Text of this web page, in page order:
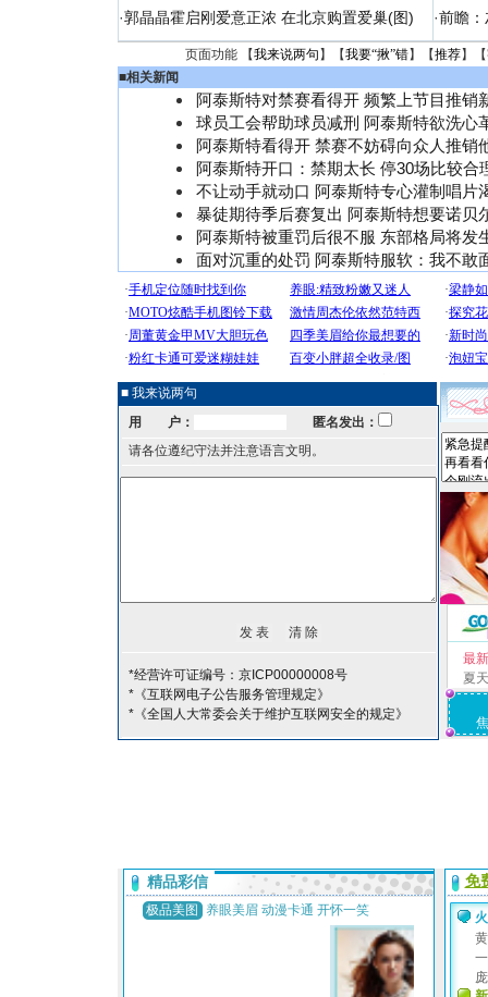
·郭晶晶霍启刚爱意正浓 在北京购置爱巢(图)
·前瞻
页面功能 【我来说两句 】【我要“揪”错】【推荐】
■相关新闻
阿泰斯特对禁赛看得开 频繁上节目推销
球员工会帮助球员减刑 阿泰斯特欲洗心
阿泰斯特看得开 禁赛不妨碍向众人推销
阿泰斯特开口：禁期太长 停30场比较合
不让动手就动口 阿泰斯特专心灌制唱片
暴徒期待季后赛复出 阿泰斯特想要诺贝
阿泰斯特被重罚后很不服 东部格局将发
面对沉重的处罚 阿泰斯特服软：我不敢
■ 我来说两句
用 户：
匿名发出：
请各位遵纪守法并注意语言文明。
*经营许可证编号：京ICP00000008号
*《互联网电子公告服务管理规定》
*《全国人大常委会关于维护互联网安全的规定》
最
夏